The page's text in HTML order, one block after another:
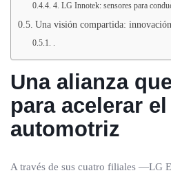
4. LG Innotek: sensores para
Una visión compartida:
.
Una alianza
para acelerar
automotriz
A través de sus cuatro filiales —LG